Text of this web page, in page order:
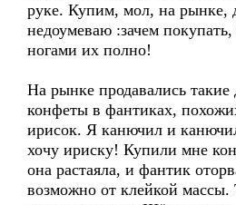
руке. Купим, мол, на рынке,
недоумеваю :зачем
ногами их полно!
На рынке продавались
конфеты в фантиках,
ирисок. Я канючил и
хочу ириску! Купили мне
она растаяла, и фантик
возможно от клейкой массы.